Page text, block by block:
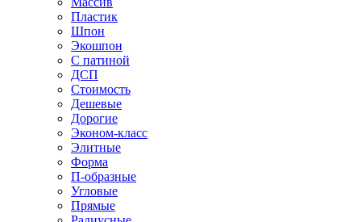
Пластик
Шпон
Экошпон
С патиной
ДСП
Стоимость
Дешевые
Дорогие
Эконом-класс
Элитные
Форма
П-образные
Угловые
Прямые